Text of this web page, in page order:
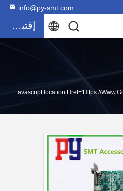
info@py-smt.com
إقتباس